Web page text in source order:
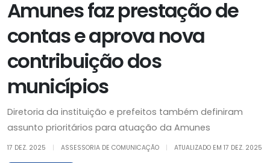
Amunes faz prestação de
contas e aprova nova
contribuição dos
municípios
Diretoria da instituição e prefeitos também definiram
assunto prioritários para atuação da Amunes
17 DEZ. 2025 ASSESSORIA DE COMUNICAÇÃO ATUALIZADO EM 17 DEZ. 2025